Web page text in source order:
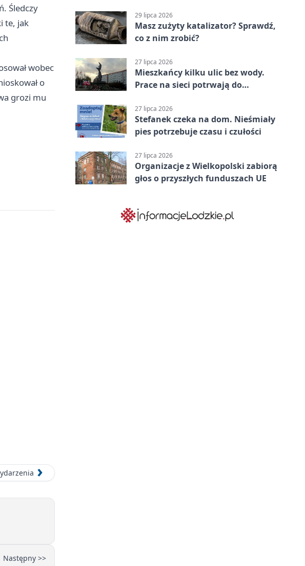
Śledczy
te, jak
wobec
o
grozi mu
Następny >>
29 lipca 2026
Masz zużyty katalizator? Sprawdź,
co z nim zrobić?
27 lipca 2026
Mieszkańcy kilku ulic bez wody.
Prace na sieci potrwają do
27 lipca 2026
Stefanek czeka na dom. Nieśmiały
pies potrzebuje czasu i czułości
27 lipca 2026
Organizacje z Wielkopolski zabiorą
głos o przyszłych funduszach UE